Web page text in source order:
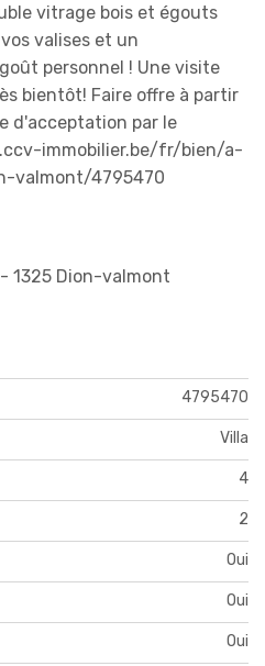
vitrage bois et égouts
valises et un
personnel ! Une visite
bientôt! Faire offre à partir
d'acceptation par le
immobilier.be/fr/bien/a-
valmont/4795470
1325 Dion-valmont
4795470
Villa
4
2
Oui
Oui
Oui